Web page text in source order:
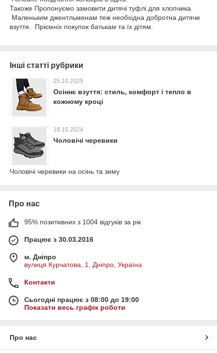
Такоже Пропонуємо замовити дитячі туфлі для хлопчика.
Маленьким джентльменам теж необхідна добротна дитяче
взуття. Пріємніх покупок батькам та їх дітям.
Інші статті рубрики
25.10.2025
Осіннє взуття: стиль, комфорт і тепло в
кожному кроці
18.10.2024
Чоловічі черевики
Чоловічі черевики на осінь та зиму
Про нас
95% позитивних з 1004 відгуків за рік
Працює з 30.03.2016
м. Дніпро
вулиця Курчатова, 1, Дніпро, Україна
Контакти
Сьогодні працює з 08:00 до 19:00
Показати весь графік роботи
Про нас